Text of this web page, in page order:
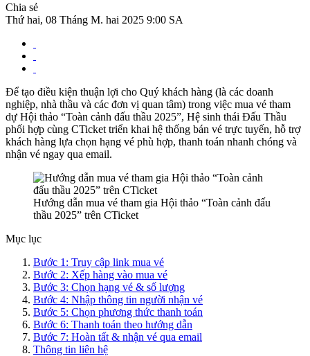
Chia sẻ
Thứ hai, 08 Tháng M. hai 2025 9:00 SA
Để tạo điều kiện thuận lợi cho Quý khách hàng (là các doanh
nghiệp, nhà thầu và các đơn vị quan tâm) trong việc mua vé tham
dự Hội thảo “Toàn cảnh đấu thầu 2025”, Hệ sinh thái Đấu Thầu
phối hợp cùng CTicket triển khai hệ thống bán vé trực tuyến, hỗ trợ
khách hàng lựa chọn hạng vé phù hợp, thanh toán nhanh chóng và
nhận vé ngay qua email.
Hướng dẫn mua vé tham gia Hội thảo “Toàn cảnh đấu
thầu 2025” trên CTicket
Mục lục
Bước 1: Truy cập link mua vé
Bước 2: Xếp hàng vào mua vé
Bước 3: Chọn hạng vé & số lượng
Bước 4: Nhập thông tin người nhận vé
Bước 5: Chọn phương thức thanh toán
Bước 6: Thanh toán theo hướng dẫn
Bước 7: Hoàn tất & nhận vé qua email
Thông tin liên hệ